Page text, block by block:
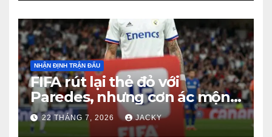
NHẬN ĐỊNH TRẬN ĐẤU
FIFA rút lại thẻ đỏ với
Paredes, nhưng cơn ác mộng
kỷ luật của Argentina vẫn
chưa kết thúc
22 THÁNG 7, 2026 JACKY